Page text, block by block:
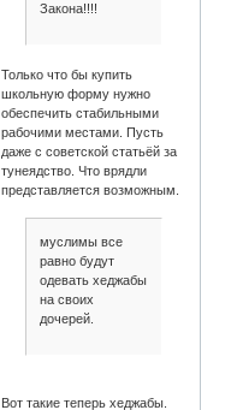
Закона!!!!
Только что бы купить
школьную форму нужно
обеспечить стабильными
рабочими местами. Пусть
даже с советской статьёй за
тунеядство. Что врядли
представляется возможным.
муслимы все
равно будут
одевать хеджабы
на своих
дочерей.
Вот такие теперь хеджабы.